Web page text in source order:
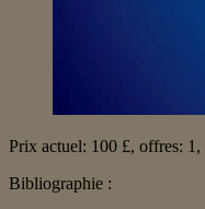
Prix ​​actuel: 100 £, offres:
Bibliographie :